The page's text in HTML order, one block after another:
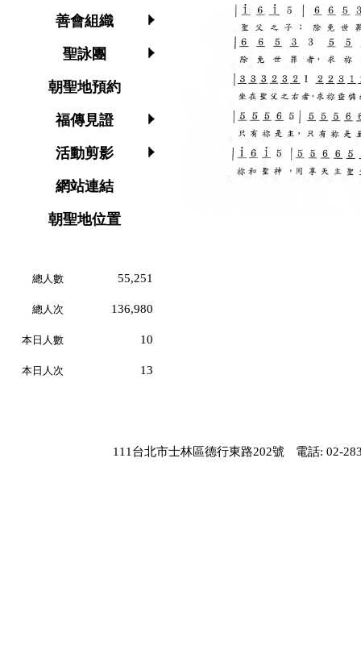
善會組織
聖詠團
朝聖地預約
福傳見證
活動剪影
網站連結
朝聖地位置
總人數 55,251
總人次 136,980
本日人數 10
本日人次 13
111台北市士林區德行東路202號 電話: 02-